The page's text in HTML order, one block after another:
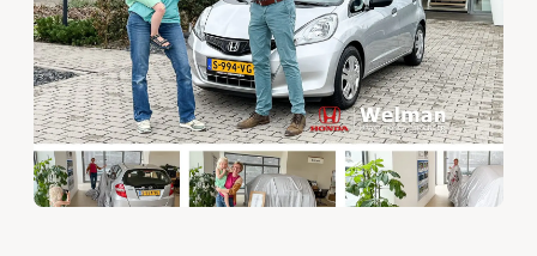
Webshop
Contact